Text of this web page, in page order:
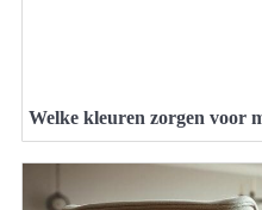
Welke kleuren zorgen voor